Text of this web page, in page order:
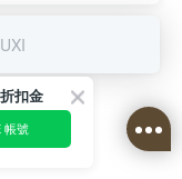
扣金
帳號